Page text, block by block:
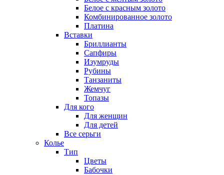
Белое с красным золото
Комбинированное золото
Платина
Вставки
Бриллианты
Сапфиры
Изумруды
Рубины
Танзаниты
Жемчуг
Топазы
Для кого
Для женщин
Для детей
Все серьги
Колье
Тип
Цветы
Бабочки